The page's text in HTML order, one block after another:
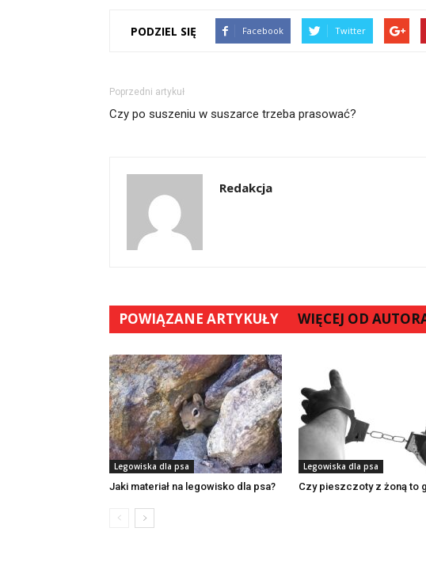
PODZIEL SIĘ Facebook Twitter
Poprzedni artykuł
Czy po suszeniu w suszarce trzeba prasować?
Redakcja
POWIĄZANE ARTYKUŁY WIĘCEJ OD
Legowiska dla psa
Jaki materiał na legowisko dla psa?
Legowiska dla psa
Czy pieszczoty z żoną to